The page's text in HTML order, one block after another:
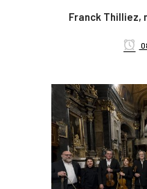
Franck Thilliez,